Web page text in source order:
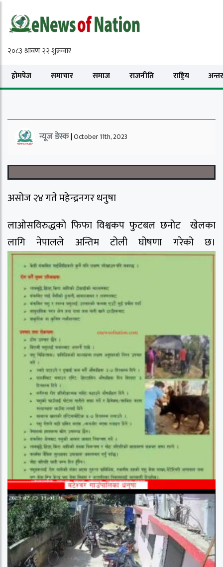
होमपेज समाचार समाज राजनीति राष्ट्रिय
न्यूज डेस्क|October 11th, 2023
असोज २४ गते महेन्द्रनगर धनुषा
लाओसविरुद्धको फिफा विश्वकप फुटबल छनोट खेलका
लागि नेपालले अन्तिम टोली घोषणा गरेको छ।